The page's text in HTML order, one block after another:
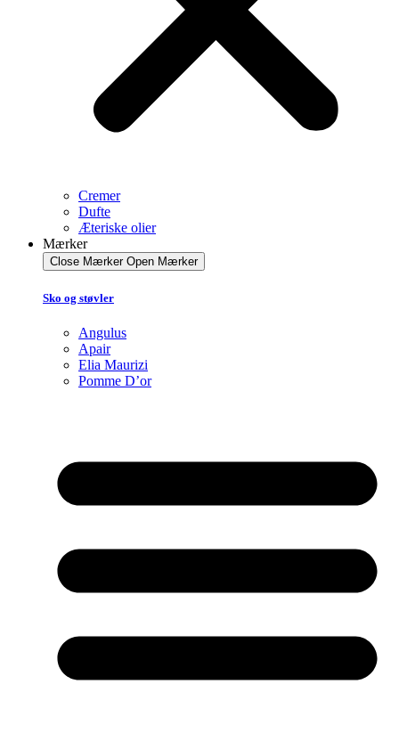
Cremer
Dufte
Æteriske olier
Mærker
Close Mærker Open Mærker
Sko og støvler
Angulus
Apair
Elia Maurizi
Pomme D’or